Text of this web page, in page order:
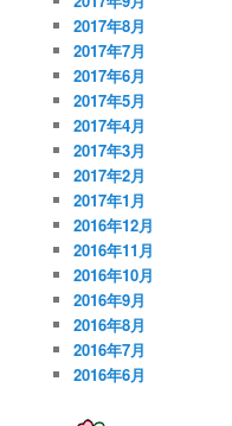
2017年8月
2017年7月
2017年6月
2017年5月
2017年4月
2017年3月
2017年2月
2017年1月
2016年12月
2016年11月
2016年10月
2016年9月
2016年8月
2016年7月
2016年6月